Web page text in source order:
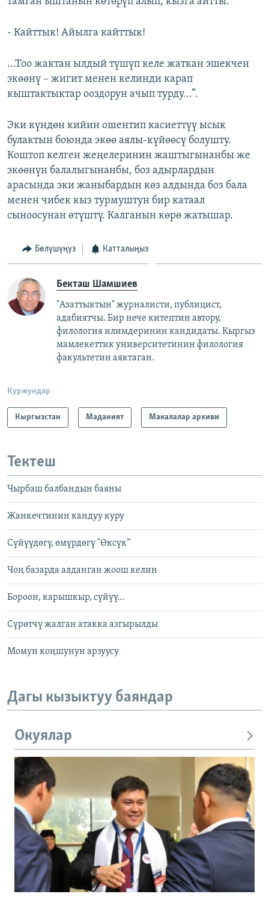
- Кайттык! Айылга кайттык!
...Тоо жактан ылдый түшүп келе жаткан эшекчен
экөөнү – жигит менен келинди карап
кыштактыктар ооздорун ачып турду...”.
Эки күндөн кийин ошентип касиеттүү ысык
булактын боюнда экөө аялы-күйөөсү болушту.
Коштоп келген жеңелеринин жаштыгынанбы же
экөөнүн балалыгынанбы, боз адырлардын
арасында эки жаныбардын көз алдында боз бала
менен чибек кыз турмуштун бир катаал
сыноосунан өтүштү. Калганын көрө жатышар.
Бөлүшүңүз Катталыңыз
Бекташ Шамшиев
"Азаттыктын" журналисти, публицист,
адабиятчы. Бир нече китептин автору,
филология илимдеринин кандидаты. Кыргыз
мамлекеттик университетинин филология
факультетин аяктаган.
Куржундар
Кыргызстан Маданият Макалалар архиви
Тектеш
Чырбаш балбандын баяны
Жанкечтинин кандуу куру
Сүйүүдөгү, өмүрдөгү "Өксүк”
Чоң базарда алданган жоош келин
Бороон, карышкыр, сүйүү...
Сүрөтчү жалган атакка азгырылды
Момун коңшунун арзуусу
Дагы кызыктуу баяндар
Окуялар